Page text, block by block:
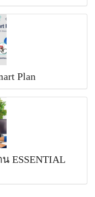
Plan
ESSENTIAL